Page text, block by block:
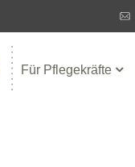
Für Pflegekräfte